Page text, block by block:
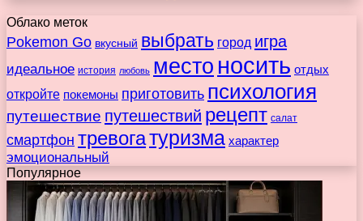
Облако меток
Pokemon Go вкусный выбрать город игра
идеальное история любовь место носить отдых
откройте покемоны приготовить психология
путешествие путешествий рецепт салат
смартфон тревогатуризма характер
эмоциональный
Популярное